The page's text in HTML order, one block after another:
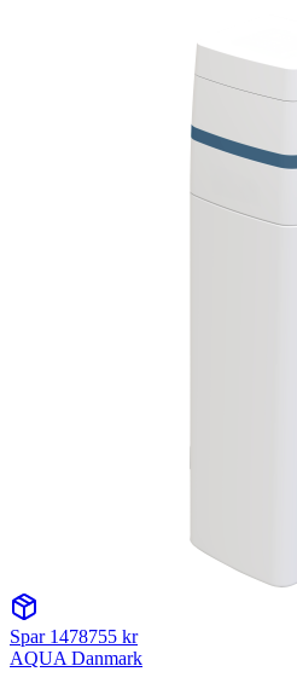
Spar 1478755 kr
AQUA Danmark